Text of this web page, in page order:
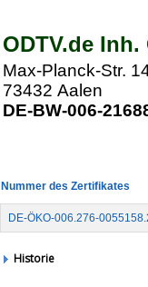
ODTV.de
Max-Planck-Str.
73432 Aalen
DE-BW-006-
Nummer des Zertifikates
DE-ÖKO-006.276-
Historie